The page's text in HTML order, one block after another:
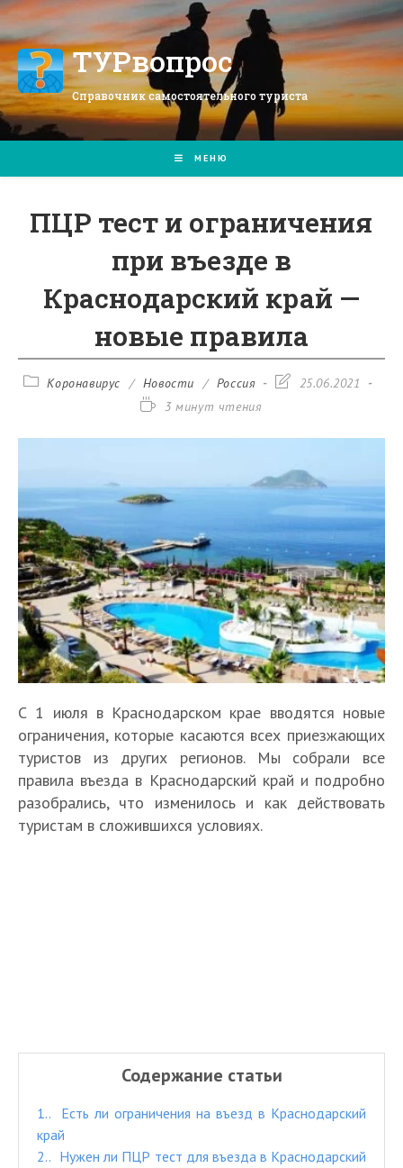
Перейти
к
содержимомуТУРвопрос
Справочник самостоятельного туриста
МЕНЮ
ПЦР тест и ограничения
при въезде в
Краснодарский край —
новые правила
РубрикаКоронавирус / Новости / Россия
Запись25.06.2021
Время3 минут чтения
С 1 июля в Краснодарском крае вводятся новые
ограничения, которые касаются всех приезжающих
туристов из других регионов. Мы собрали все
правила въезда в Краснодарский край и подробно
разобрались, что изменилось и как действовать
туристам в сложившихся условиях.
Содержание статьи
1.
Есть ли ограничения на въезд в Краснодарский
край
2.
Нужен ли ПЦР тест для въезда в Краснодарский